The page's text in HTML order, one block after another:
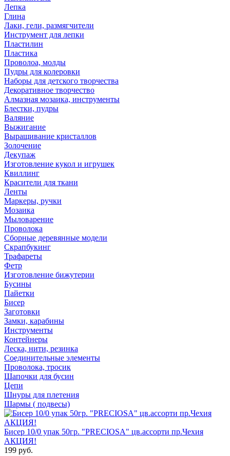
Лепка
Глина
Лаки, гели, размягчители
Инструмент для лепки
Пластилин
Пластика
Проволоа, молды
Пудры для колеровки
Наборы для детского творчества
Декоративное творчество
Алмазная мозаика, инструменты
Блестки, пудры
Валяние
Выжигание
Выращивание кристаллов
Золочение
Декупаж
Изготовление кукол и игрушек
Квиллинг
Красители для ткани
Ленты
Маркеры, ручки
Мозаика
Мыловарение
Проволока
Сборные деревянные модели
Скрапбукинг
Трафареты
Фетр
Изготовление бижутерии
Бусины
Пайетки
Бисер
Заготовки
Замки, карабины
Инструменты
Контейнеры
Леска, нити, резинка
Соединительные элементы
Проволока, тросик
Шапочки для бусин
Цепи
Шнуры для плетения
Шармы ( подвесы)
Бисер 10/0 упак 50гр. "PRECIOSA" цв.ассорти пр.Чехия
АКЦИЯ!
199 руб.